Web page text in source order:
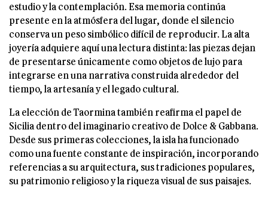
estudio y la contemplación. Esa memoria continúa
presente en la atmósfera del lugar, donde el silencio
conserva un peso simbólico difícil de reproducir. La alta
joyería adquiere aquí una lectura distinta: las piezas dejan
de presentarse únicamente como objetos de lujo para
integrarse en una narrativa construida alrededor del
tiempo, la artesanía y el legado cultural.
La elección de Taormina también reafirma el papel de
Sicilia dentro del imaginario creativo de Dolce & Gabbana.
Desde sus primeras colecciones, la isla ha funcionado
como una fuente constante de inspiración, incorporando
referencias a su arquitectura, sus tradiciones populares,
su patrimonio religioso y la riqueza visual de sus paisajes.